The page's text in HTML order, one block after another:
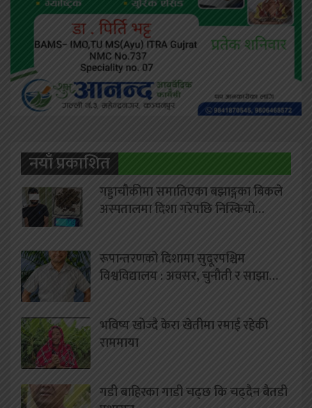
नयाँ प्रकाशित
गड्डाचौकीमा समातिएका बझाङ्गका बिकले
अस्पतालमा दिशा गरेपछि निस्कियो…
रूपान्तरणको दिशामा सुदूरपश्चिम
विश्वविद्यालय : अवसर, चुनौती र साझा…
भविष्य खोज्दै केरा खेतीमा रमाई रहेकी
राममाया
गडी बाहिरका गाडी चढ्छ कि चढ्दैन बैतडी